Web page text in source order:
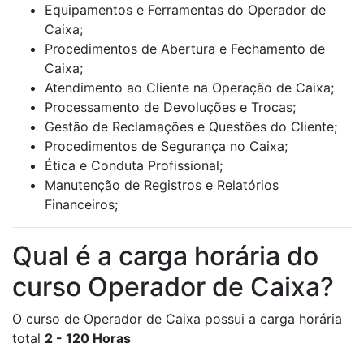
Equipamentos e Ferramentas do Operador de
Caixa;
Procedimentos de Abertura e Fechamento de
Caixa;
Atendimento ao Cliente na Operação de Caixa;
Processamento de Devoluções e Trocas;
Gestão de Reclamações e Questões do Cliente;
Procedimentos de Segurança no Caixa;
Ética e Conduta Profissional;
Manutenção de Registros e Relatórios
Financeiros;
Qual é a carga horária do
curso Operador de Caixa?
O curso de Operador de Caixa possui a carga horária
total 2 - 120 Horas